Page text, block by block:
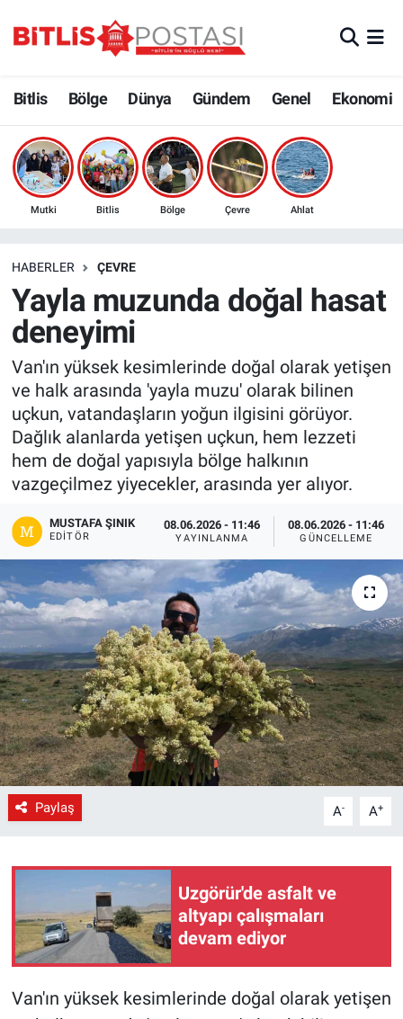
Bitlis Bölge Dünya Gündem Genel Ekonomi
Mutki Bitlis Bölge Çevre Ahlat
HABERLER ÇEVRE
Yayla muzunda doğal hasat
deneyimi
Van'ın yüksek kesimlerinde doğal olarak yetişen
ve halk arasında 'yayla muzu' olarak bilinen
uçkun, vatandaşların yoğun ilgisini görüyor.
Dağlık alanlarda yetişen uçkun, hem lezzeti
hem de doğal yapısıyla bölge halkının
vazgeçilmez yiyecekler, arasında yer alıyor.
MUSTAFA ŞINIK
EDITÖR
08.06.2026 - 11:46
YAYINLANMA
08.06.2026 - 11:46
GÜNCELLEME
Paylaş A- A+
Uzgörür'de asfalt ve
altyapı çalışmaları
devam ediyor
Van'ın yüksek kesimlerinde doğal olarak yetişen
Bölge
Çevre
Eğitim
Ekonomi
Genel
Gündem
Kültür-Sanat
Magazin
Politika
Resmi İlanlar
Sağlık
Siyaset
Spor
Yerel
Bitlis Trafik Yoğunluk Haritası
Süper Lig Puan Durumu ve Fikstür
Son Dakika Haberleri
Haber Arşivi